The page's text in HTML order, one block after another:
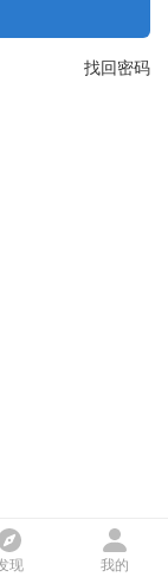
找回密码
现 我的